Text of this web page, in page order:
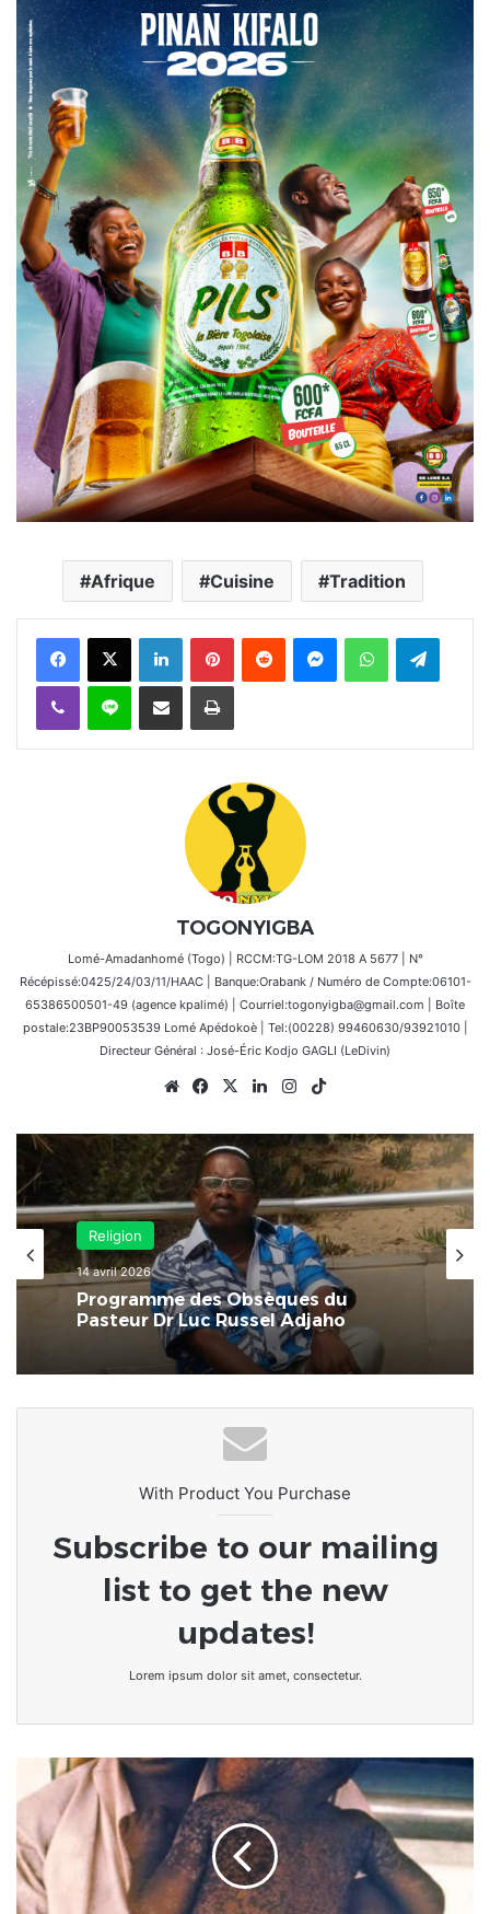
Afrique Cuisine Tradition
FacebookX Linkedin PinterestReddit MessengerWhatsAppTelegram
Viber Ligne Partager par email Imprimer
TOGONYIGBA
Lomé-Amadanhomé (Togo) | RCCM:TG-LOM 2018 A 5677 | N°
Récépissé:0425/24/03/11/HAAC | Banque:Orabank / Numéro de Compte:06101-
65386500501-49 (agence kpalimé) | Courriel:togonyigba@gmail.com | Boîte
postale:23BP90053539 Lomé Apédokoè | Tel:(00228) 99460630/93921010 |
Directeur Général : José-Éric Kodjo GAGLI (LeDivin)
WebsiteFacebook
X LinkedinInstagram
Religion
14 avril 2026
Programme des Obsèques du
Spiritualité
9 avril 2026
Togo•Peuple-Guin-Mina | Épé-Ékpé
2026 : Tensions autour de la
célébration : Nii Mantchè au centre
de la controverse
With Product You Purchase
Subscribe to our mailing
list to get the new
updates!
Lorem ipsum dolor sit amet, consectetur.
rougeole,
une
menace
mondiale